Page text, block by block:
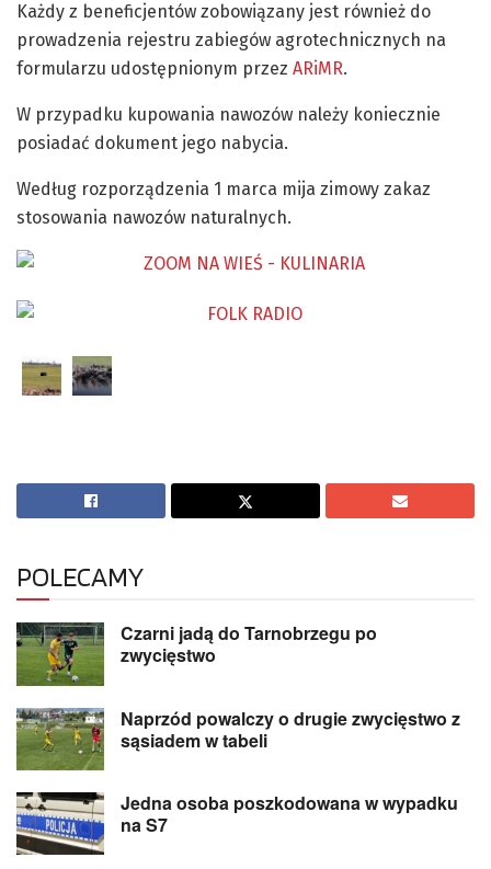
Każdy z beneficjentów zobowiązany jest również do
prowadzenia rejestru zabiegów agrotechnicznych na
formularzu udostępnionym przez ARiMR.
W przypadku kupowania nawozów należy koniecznie
posiadać dokument jego nabycia.
Według rozporządzenia 1 marca mija zimowy zakaz
stosowania nawozów naturalnych.
POLECAMY
Czarni jadą do Tarnobrzegu po
zwycięstwo
Naprzód powalczy o drugie zwycięstwo z
sąsiadem w tabeli
Jedna osoba poszkodowana w wypadku
na S7